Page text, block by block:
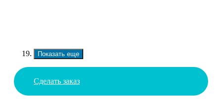
Показать еще
Сделать заказ